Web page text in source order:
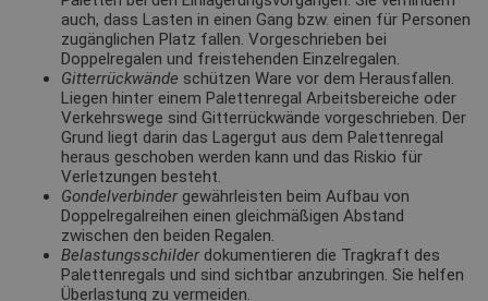
auch, dass Lasten in einen Gang bzw. einen für Personen
zugänglichen Platz fallen. Vorgeschrieben bei
Doppelregalen und freistehenden Einzelregalen.
Gitterrückwände schützen Ware vor dem Herausfallen.
Liegen hinter einem Palettenregal Arbeitsbereiche oder
Verkehrswege sind Gitterrückwände vorgeschrieben. Der
Grund liegt darin das Lagergut aus dem Palettenregal
heraus geschoben werden kann und das Riskio für
Verletzungen besteht.
Gondelverbinder gewährleisten beim Aufbau von
Doppelregalreihen einen gleichmäßigen Abstand
zwischen den beiden Regalen.
Belastungsschilder dokumentieren die Tragkraft des
Palettenregals und sind sichtbar anzubringen. Sie helfen
Überlastung zu vermeiden.